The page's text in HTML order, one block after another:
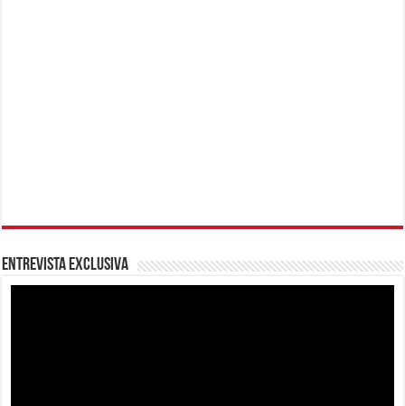
Entrevista Exclusiva